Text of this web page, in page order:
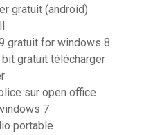
gratuit (android)
gratuit for windows 8
gratuit télécharger
sur open office
7
portable